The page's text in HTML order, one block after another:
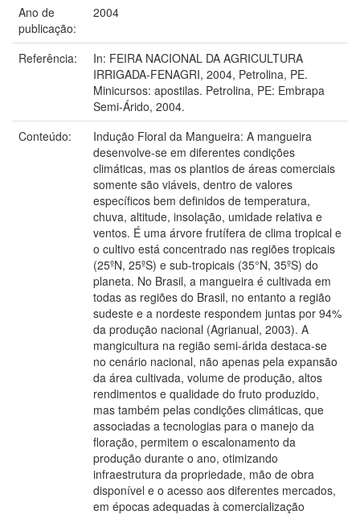
Ano de
publicação:
2004
Referência:
In: FEIRA NACIONAL DA AGRICULTURA
IRRIGADA-FENAGRI, 2004, Petrolina, PE.
Minicursos: apostilas. Petrolina, PE: Embrapa
Semi-Árido, 2004.
Conteúdo:
Indução Floral da Mangueira: A mangueira
desenvolve-se em diferentes condições
climáticas, mas os plantios de áreas comerciais
somente são viáveis, dentro de valores
específicos bem definidos de temperatura,
chuva, altitude, insolação, umidade relativa e
ventos. É uma árvore frutífera de clima tropical e
o cultivo está concentrado nas regiões tropicais
(25ºN, 25ºS) e sub-tropicais (35°N, 35ºS) do
planeta. No Brasil, a mangueira é cultivada em
todas as regiões do Brasil, no entanto a região
sudeste e a nordeste respondem juntas por 94%
da produção nacional (Agrianual, 2003). A
mangicultura na região semi-árida destaca-se
no cenário nacional, não apenas pela expansão
da área cultivada, volume de produção, altos
rendimentos e qualidade do fruto produzido,
mas também pelas condições climáticas, que
associadas a tecnologias para o manejo da
floração, permitem o escalonamento da
produção durante o ano, otimizando
infraestrutura da propriedade, mão de obra
disponível e o acesso aos diferentes mercados,
em épocas adequadas à comercialização